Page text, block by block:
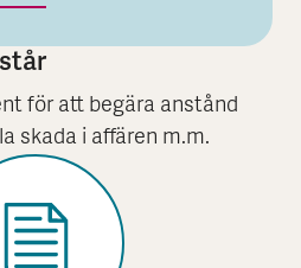
för att begära anstånd
skada i affären m.m.